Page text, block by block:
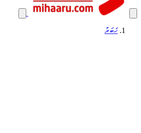
ޚަބަރު